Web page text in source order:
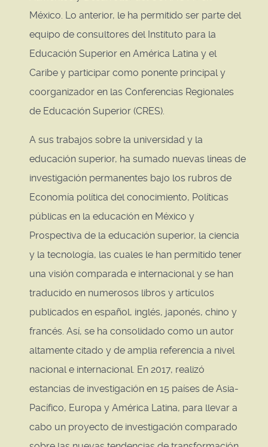
México. Lo anterior, le ha permitido ser parte del
equipo de consultores del Instituto para la
Educación Superior en América Latina y el
Caribe y participar como ponente principal y
coorganizador en las Conferencias Regionales
de Educación Superior (CRES).
A sus trabajos sobre la universidad y la
educación superior, ha sumado nuevas líneas de
investigación permanentes bajo los rubros de
Economía política del conocimiento, Políticas
públicas en la educación en México y
Prospectiva de la educación superior, la ciencia
y la tecnología, las cuales le han permitido tener
una visión comparada e internacional y se han
traducido en numerosos libros y artículos
publicados en español, inglés, japonés, chino y
francés. Así, se ha consolidado como un autor
altamente citado y de amplia referencia a nivel
nacional e internacional. En 2017, realizó
estancias de investigación en 15 países de Asia-
Pacífico, Europa y América Latina, para llevar a
cabo un proyecto de investigación comparado